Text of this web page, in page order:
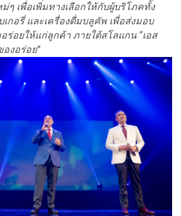
เพื่อเพิ่มทางเลือกให้กับผู้บริโภคทั้ง
กอรี่ และเครื่องดื่มบลูคัพ เพื่อส่งมอบ
ร่อยให้แก่ลูกค้า ภายใต้สโลแกน “เอส
งอร่อย”